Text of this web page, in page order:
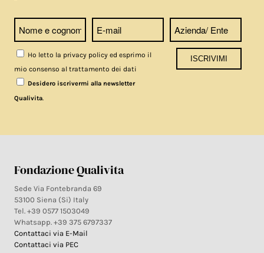
Ho letto la privacy policy ed esprimo il
mio consenso al trattamento dei dati
Desidero iscrivermi alla newsletter
Qualivita.
Fondazione Qualivita
Sede Via Fontebranda 69
53100 Siena (Si) Italy
Tel. +39 0577 1503049
Whatsapp. +39 375 6797337
Contattaci via E-Mail
Contattaci via PEC